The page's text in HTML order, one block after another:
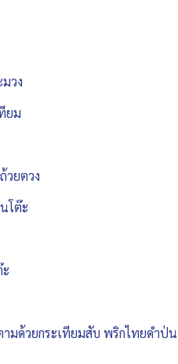
วง
ยม
วยตวง
โต๊ะ
ามด้วยกระเทียมสับ พริกไทยดำ